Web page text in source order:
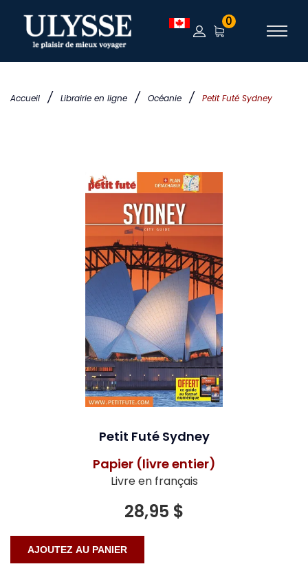
Accueil / Librairie en ligne / Océanie / Petit Futé Sydney
0
Petit Futé Sydney
Papier (livre entier)
Livre en français
28,95 $